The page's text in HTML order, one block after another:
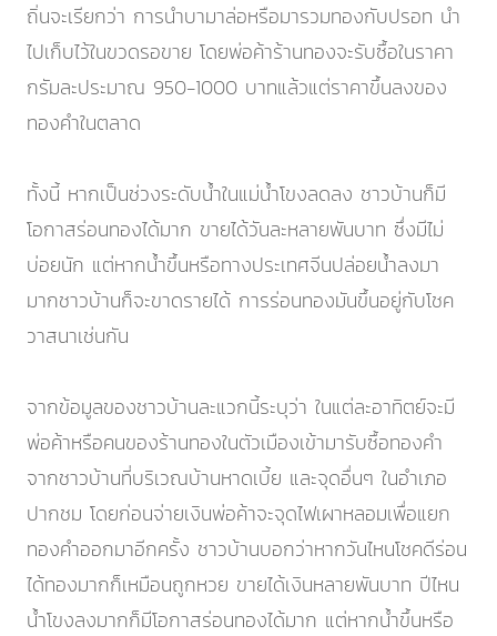
ถิ่นจะเรียกว่า การนำบามาล่อหรือมารวมทองกับปรอท นำ
ไปเก็บไว้ในขวดรอขาย โดยพ่อค้าร้านทองจะรับซื้อในราคา
กรัมละประมาณ 950-1000 บาทแล้วแต่ราคาขึ้นลงของ
ทองคำในตลาด
ทั้งนี้ หากเป็นช่วงระดับน้ำในแม่น้ำโขงลดลง ชาวบ้านก็มี
โอกาสร่อนทองได้มาก ขายได้วันละหลายพันบาท ซึ่งมีไม่
บ่อยนัก แต่หากน้ำขึ้นหรือทางประเทศจีนปล่อยน้ำลงมา
มากชาวบ้านก็จะขาดรายได้ การร่อนทองมันขึ้นอยู่กับโชค
วาสนาเช่นกัน
จากข้อมูลของชาวบ้านละแวกนี้ระบุว่า ในแต่ละอาทิตย์จะมี
พ่อค้าหรือคนของร้านทองในตัวเมืองเข้ามารับซื้อทองคำ
จากชาวบ้านที่บริเวณบ้านหาดเบี้ย และจุดอื่นๆ ในอำเภอ
ปากชม โดยก่อนจ่ายเงินพ่อค้าจะจุดไฟเผาหลอมเพื่อแยก
ทองคำออกมาอีกครั้ง ชาวบ้านบอกว่าหากวันไหนโชคดีร่อน
ได้ทองมากก็เหมือนถูกหวย ขายได้เงินหลายพันบาท ปีไหน
น้ำโขงลงมากก็มีโอกาสร่อนทองได้มาก แต่หากน้ำขึ้นหรือ